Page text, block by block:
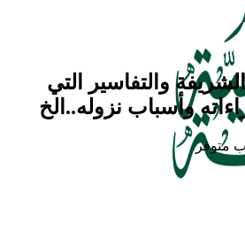
الشريفة والتفاسير التي
وأسباب نزوله..الخ